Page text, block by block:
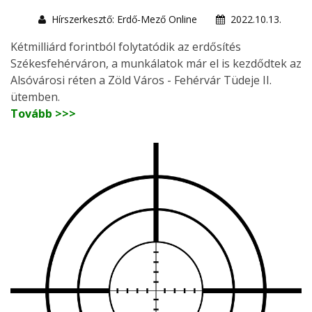
Hírszerkesztő: Erdő-Mező Online
2022.10.13.
Kétmilliárd forintból folytatódik az erdősítés
Székesfehérváron, a munkálatok már el is kezdődtek az
Alsóvárosi réten a Zöld Város - Fehérvár Tüdeje II.
ütemben.
Tovább >>>